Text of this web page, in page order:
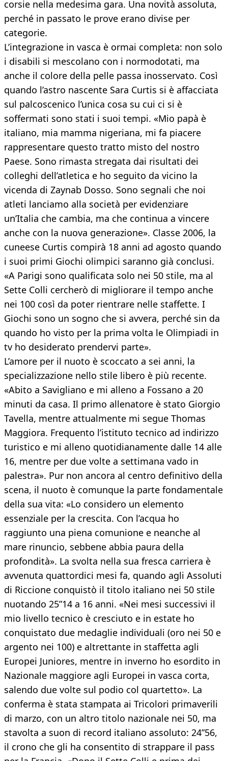
corsie nella medesima gara. Una novità assoluta,
perché in passato le prove erano divise per
categorie.
L’integrazione in vasca è ormai completa: non solo
i disabili si mescolano con i normodotati, ma
anche il colore della pelle passa inosservato. Così
quando l’astro nascente Sara Curtis si è affacciata
sul palcoscenico l’unica cosa su cui ci si è
soffermati sono stati i suoi tempi. «Mio papà è
italiano, mia mamma nigeriana, mi fa piacere
rappresentare questo tratto misto del nostro
Paese. Sono rimasta stregata dai risultati dei
colleghi dell’atletica e ho seguito da vicino la
vicenda di Zaynab Dosso. Sono segnali che noi
atleti lanciamo alla società per evidenziare
un’Italia che cambia, ma che continua a vincere
anche con la nuova generazione». Classe 2006, la
cuneese Curtis compirà 18 anni ad agosto quando
i suoi primi Giochi olimpici saranno già conclusi.
«A Parigi sono qualificata solo nei 50 stile, ma al
Sette Colli cercherò di migliorare il tempo anche
nei 100 così da poter rientrare nelle staffette. I
Giochi sono un sogno che si avvera, perché sin da
quando ho visto per la prima volta le Olimpiadi in
tv ho desiderato prendervi parte».
L’amore per il nuoto è scoccato a sei anni, la
specializzazione nello stile libero è più recente.
«Abito a Savigliano e mi alleno a Fossano a 20
minuti da casa. Il primo allenatore è stato Giorgio
Tavella, mentre attualmente mi segue Thomas
Maggiora. Frequento l’istituto tecnico ad indirizzo
turistico e mi alleno quotidianamente dalle 14 alle
16, mentre per due volte a settimana vado in
palestra». Pur non ancora al centro definitivo della
scena, il nuoto è comunque la parte fondamentale
della sua vita: «Lo considero un elemento
essenziale per la crescita. Con l’acqua ho
raggiunto una piena comunione e neanche al
mare rinuncio, sebbene abbia paura della
profondità». La svolta nella sua fresca carriera è
avvenuta quattordici mesi fa, quando agli Assoluti
di Riccione conquistò il titolo italiano nei 50 stile
nuotando 25”14 a 16 anni. «Nei mesi successivi il
mio livello tecnico è cresciuto e in estate ho
conquistato due medaglie individuali (oro nei 50 e
argento nei 100) e altrettante in staffetta agli
Europei Juniores, mentre in inverno ho esordito in
Nazionale maggiore agli Europei in vasca corta,
salendo due volte sul podio col quartetto». La
conferma è stata stampata ai Tricolori primaverili
di marzo, con un altro titolo nazionale nei 50, ma
stavolta a suon di record italiano assoluto: 24”56,
il crono che gli ha consentito di strappare il pass